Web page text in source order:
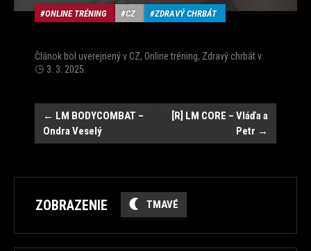
ONLINE TRÉNING CZ ZDRAVÝ CHRBÁT
Článok bol uverejnený vCZ, Online tréning, Zdravý chrbátv
3. 3. 2025
Post
navigation
← LM BODYCOMBAT –
Ondra Veselý
[R] LM CORE – Vláďa a
Petr →
ZOBRAZENIE TMAVÉ